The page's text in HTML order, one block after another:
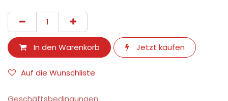
In den Warenkorb Jetzt kaufen
Auf die Wunschliste
Geschäftsbedingungen